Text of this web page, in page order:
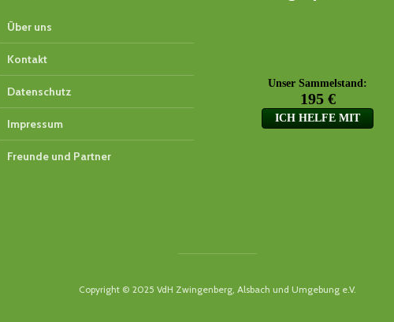
Über uns
Kontakt
Datenschutz
Impressum
Freunde und Partner
Copyright © 2025 VdH Zwingenberg, Alsbach und Umgebung e.V.